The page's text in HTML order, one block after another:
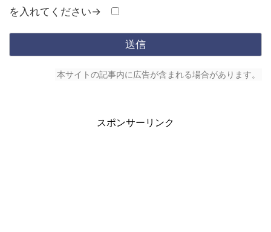
を入れてください→
本サイトの記事内に広告が含まれる場合があります。
スポンサーリンク